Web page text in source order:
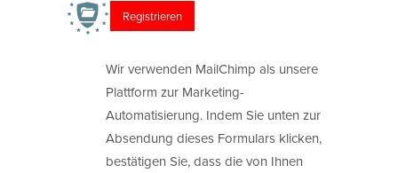
Wir verwenden MailChimp als unsere
Plattform zur Marketing-
Automatisierung. Indem Sie unten zur
Absendung dieses Formulars klicken,
bestätigen Sie, dass die von Ihnen